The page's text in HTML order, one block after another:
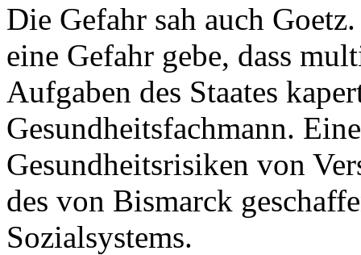
Die Gefahr sah auch
eine Gefahr gebe, dass
Aufgaben des Staates
Gesundheitsfachmann.
Gesundheitsrisiken von
des von Bismarck
Sozialsystems.